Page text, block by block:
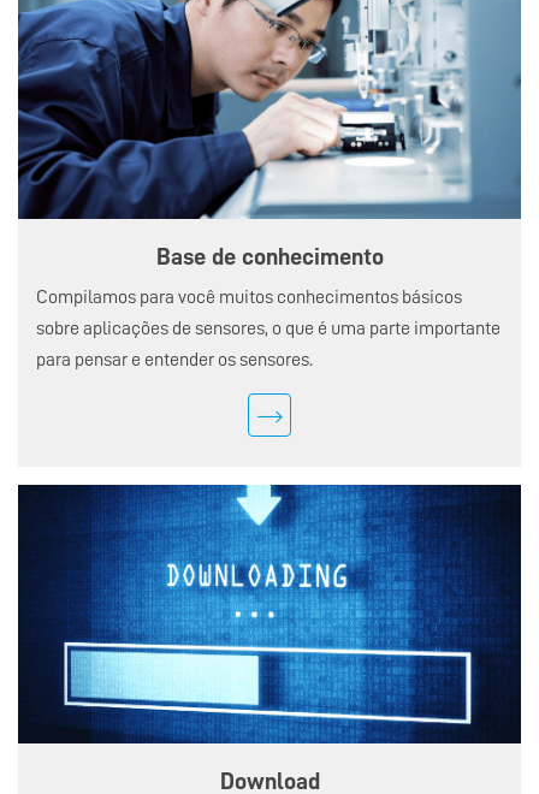
Base de conhecimento
Compilamos para você muitos conhecimentos básicos
sobre aplicações de sensores, o que é uma parte importante
para pensar e entender os sensores.
Download